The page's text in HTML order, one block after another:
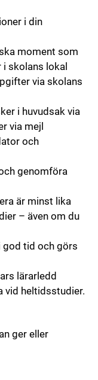
i din
moment som
skolans lokal
via skolans
i huvudsak via
via mejl
och
genomföra
är minst lika
– även om du
god tid och görs
lärarledd
vid heltidsstudier.
ger eller